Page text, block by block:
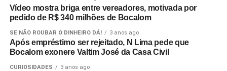
Vídeo mostra briga entre vereadores, motivada por
pedido de R$ 340 milhões de Bocalom
SE NÃO ROUBAR O DINHEIRO DÁ! 3 anos ago
Após empréstimo ser rejeitado, N Lima pede que
Bocalom exonere Valtim José da Casa Civil
CURIOSIDADES 3 anos ago